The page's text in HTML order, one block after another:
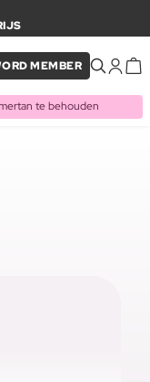
MEMBER
te behouden